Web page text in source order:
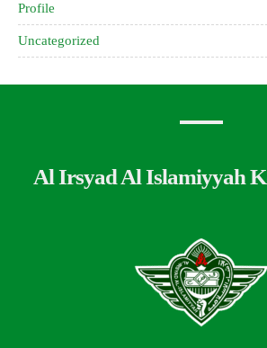
Profile
Uncategorized
Al Irsyad Al Islamiyyah